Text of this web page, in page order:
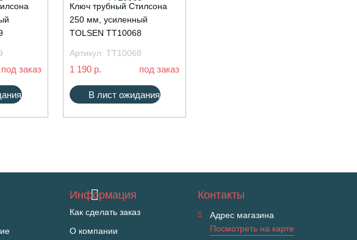
под заказ
Ключ трубный Стилсона
250 мм, усиленный
TOLSEN TT10068
Артикул: TT10068
1 190 р. под заказ
В лист ожидания
Информация
Как сделать заказ
О компании
Контакты
Адрес магазина
Посмотреть на карте